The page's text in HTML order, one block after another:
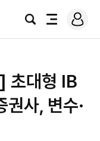
검
전
로
그
초대형 IB
사, 변수·